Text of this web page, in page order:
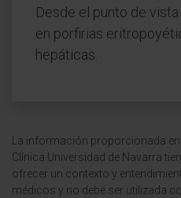
Desde el punto de
en porfirias
hepáticas.
La información proporcionada
Clínica Universidad de Navarra
ofrecer un contexto y
médicos y no debe ser utilizada